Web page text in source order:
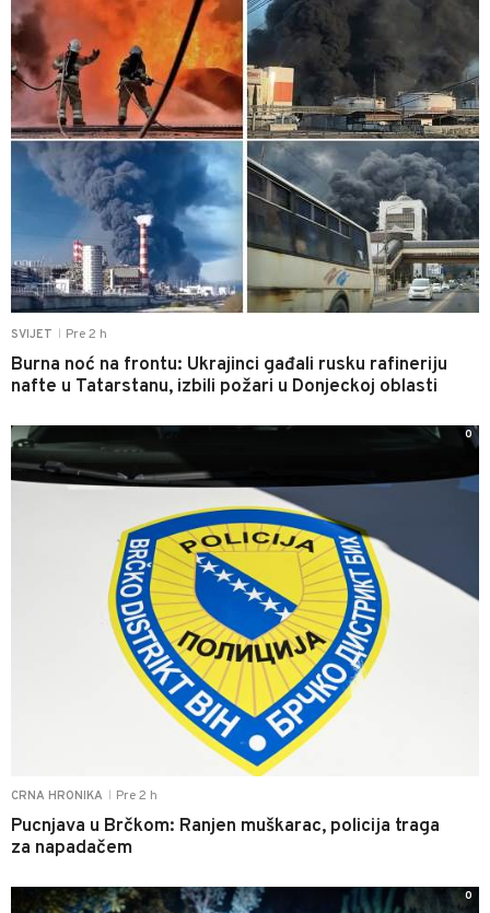
SVIJET Pre 2 h
Burna noć na frontu: Ukrajinci gađali rusku rafineriju
nafte u Tatarstanu, izbili požari u Donjeckoj oblasti
CRNA HRONIKA Pre 2 h
Pucnjava u Brčkom: Ranjen muškarac, policija traga
za napadačem
0
0